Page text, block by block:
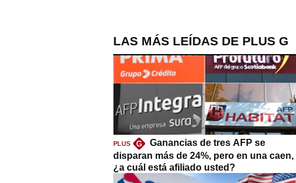
LAS MÁS LEÍDAS DE PLUS G
PLUS G
Ganancias de tres AFP se
disparan más de 24%, pero en una caen,
¿a cuál está afiliado usted?